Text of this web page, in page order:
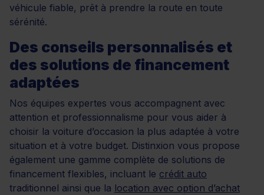
véhicule fiable, prêt à prendre la route en toute
sérénité.
Des conseils personnalisés et
des solutions de financement
adaptées
Nos équipes expertes vous accompagnent avec
attention et professionnalisme pour vous aider à
choisir la voiture d’occasion la plus adaptée à votre
situation et à votre budget. Distinxion vous propose
également une gamme complète de solutions de
financement flexibles, incluant le crédit auto
traditionnel ainsi que la location avec option d’achat